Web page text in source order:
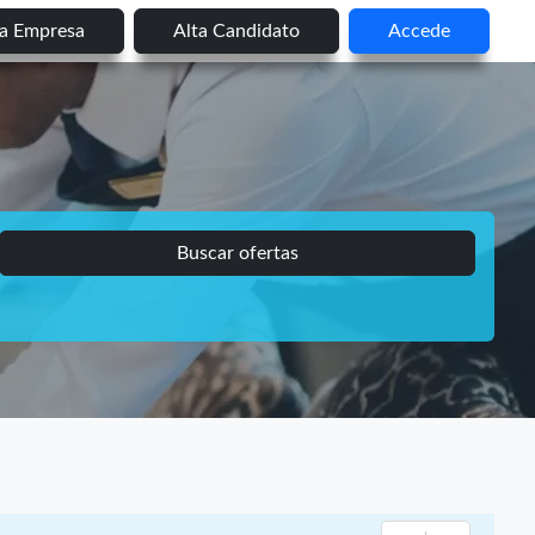
Empresa Alta Candidato Accede
Buscar ofertas